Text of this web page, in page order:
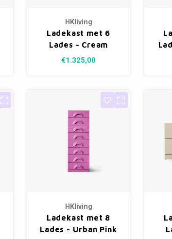
HKliving
Ladekast met 6
Lades - Cream
€1.325,00
HKliving
Ladekast met 8
Lades - Urban Pink